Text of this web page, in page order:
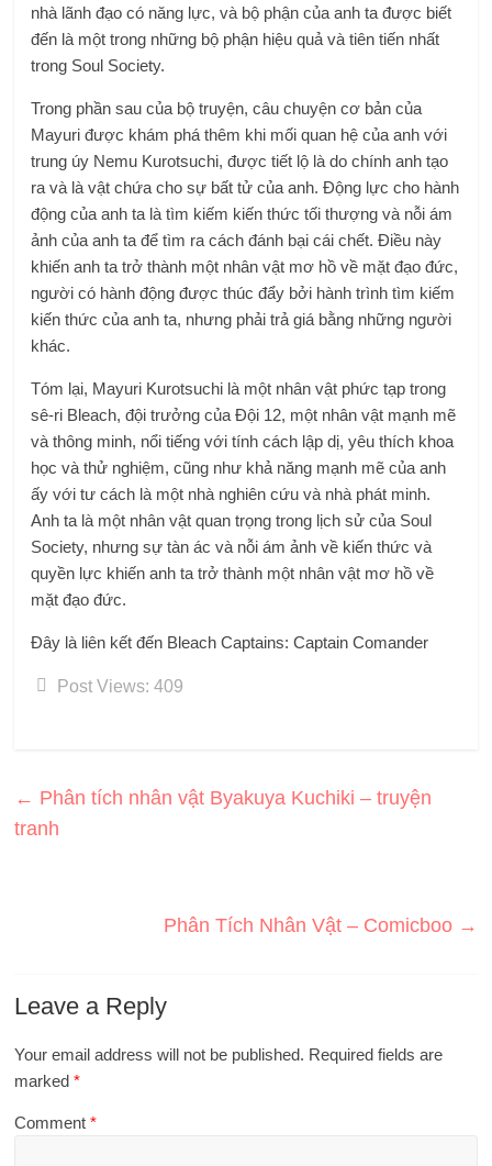
nhà lãnh đạo có năng lực, và bộ phận của anh ta được biết
đến là một trong những bộ phận hiệu quả và tiên tiến nhất
trong Soul Society.
Trong phần sau của bộ truyện, câu chuyện cơ bản của
Mayuri được khám phá thêm khi mối quan hệ của anh với
trung úy Nemu Kurotsuchi, được tiết lộ là do chính anh tạo
ra và là vật chứa cho sự bất tử của anh. Động lực cho hành
động của anh ta là tìm kiếm kiến ​​​​thức tối thượng và nỗi ám
ảnh của anh ta để tìm ra cách đánh bại cái chết. Điều này
khiến anh ta trở thành một nhân vật mơ hồ về mặt đạo đức,
người có hành động được thúc đẩy bởi hành trình tìm kiếm
kiến ​​​​thức của anh ta, nhưng phải trả giá bằng những người
khác.
Tóm lại, Mayuri Kurotsuchi là một nhân vật phức tạp trong
sê-ri Bleach, đội trưởng của Đội 12, một nhân vật mạnh mẽ
và thông minh, nổi tiếng với tính cách lập dị, yêu thích khoa
học và thử nghiệm, cũng như khả năng mạnh mẽ của anh
ấy với tư cách là một nhà nghiên cứu và nhà phát minh.
Anh ta là một nhân vật quan trọng trong lịch sử của Soul
Society, nhưng sự tàn ác và nỗi ám ảnh về kiến ​​​​thức và
quyền lực khiến anh ta trở thành một nhân vật mơ hồ về
mặt đạo đức.
Đây là liên kết đến Bleach Captains: Captain Comander
Post Views: 409
← Phân tích nhân vật Byakuya Kuchiki – truyện
tranh
Phân Tích Nhân Vật – Comicboo →
Leave a Reply
Your email address will not be published. Required fields are
marked*
Comment*